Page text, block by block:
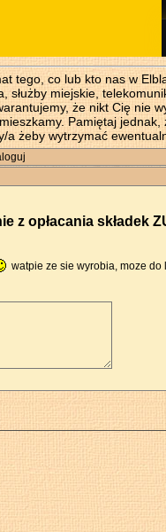
tego, co lub kto nas w
służby miejskie,
że nikt Cię nie
Pamiętaj
żeby wytrzymać
z opłacania składek
watpie ze sie wyrobia, moze do